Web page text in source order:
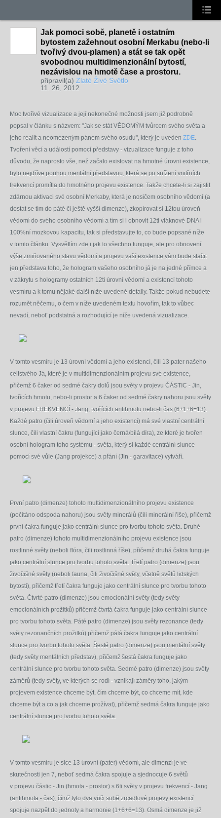
Jak pomoci sobě, planetě i ostatním
bytostem zažehnout osobní Merkabu (nebo-li
tvořivý dvou-plamen) a stát se tak opět
svobodnou multidimenzionální bytostí,
nezávislou na hmotě čase a prostoru.
připravil(a) Zlaté Živé Světlo
11. 26, 2012
Moc tvořivé vizualizace a její nekonečné možnosti jsem již podrobně
popsal v článku s názvem: "Jak se stát VĚDOMÝM tvůrcem svého světa a
jeho realit a neomezeným pánem svého osudu", který je uveden ZDE.
Tvoření věcí a událostí pomocí představy - vizualizace funguje z toho
důvodu, že naprosto vše, než začalo existovat na hmotné úrovni existence,
bylo nejdříve pouhou mentální představou, která se po snížení vnitřních
frekvencí promítla do hmotného projevu existence. Takže chcete-li si zajistit
zdárnou aktivaci své osobní Merkaby, která je nosičem osobního vědomí (a
dostat se tím do páté či ještě vyšší dimenze), zkopírovat si 12tou úroveň
vědomí do svého osobního vědomí a tím si i obnovit 12ti vláknové DNA i
100%ní mozkovou kapacitu, tak si představujte to, co bude popsané níže
v tomto článku. Vysvětlím zde i jak to všechno funguje, ale pro obnovení
výše zmiňovaného stavu vědomí a projevu vaší existence vám bude stačit
jen představa toho, že hologram vašeho osobního já je na jedné přímce a
v zákrytu s hologramy ostatních 12ti úrovní vědomí a existencí tohoto
vesmíru a k tomu nějaké další níže uvedené detaily. Takže pokud nebudete
rozumět něčemu, o čem v níže uvedeném textu hovořím, tak to vůbec
nevadí, neboť podstatná a rozhodující je níže uvedená vizualizace.
V tomto vesmíru je 13 úrovní vědomí a jeho existencí, čili 13 pater našeho
celistvého Já, které je v multidimenzionálním projevu své existence,
přičemž 6 čaker od sedmé čakry dolů jsou světy v projevu ČÁSTIC - Jin,
tvořících hmotu, nebo-li prostor a 6 čaker od sedmé čakry nahoru jsou světy
v projevu FREKVENCÍ - Jang, tvořících antihmotu nebo-li čas (6+1+6=13).
Každé patro (čili úroveň vědomí a jeho existencí) má své vlastní centrální
slunce, čili vlastní čakru (fungující jako černá/bílá díra), ze které je tvořen
osobní hologram toho systému - světa, který si každé centrální slunce
pomocí své vůle (Jang projekce) a přání (Jin - garavitace) vytváří.
První patro (dimenze) tohoto multidimenzionálního projevu existence
(počítáno odspoda nahoru) jsou světy minerálů (čili minerální říše), přičemž
první čakra funguje jako centrální slunce pro tvorbu tohoto světa. Druhé
patro (dimenze) tohoto multidimenzionálního projevu existence jsou
rostlinné světy (neboli flóra, čili rostlinná říše), přičemž druhá čakra funguje
jako centrální slunce pro tvorbu tohoto světa. Třetí patro (dimenze) jsou
živočišné světy (neboli fauna, čili živočišné světy, včetně světů lidských
bytostí), přičemž třetí čakra funguje jako centrální slunce pro tvorbu tohoto
světa. Čtvrté patro (dimenze) jsou emocionální světy (tedy světy
emocionálních prožitků) přičemž čtvrtá čakra funguje jako centrální slunce
pro tvorbu tohoto světa. Páté patro (dimenze) jsou světy rezonance (tedy
světy rezonančních prožitků) přičemž pátá čakra funguje jako centrální
slunce pro tvorbu tohoto světa. Šesté patro (dimenze) jsou mentální světy
(tedy světy mentálních představ), přičemž šestá čakra funguje jako
centrální slunce pro tvorbu tohoto světa. Sedmé patro (dimenze) jsou světy
záměrů (tedy světy, ve kterých se rodí - vznikají záměry toho, jakým
projevem existence chceme být, čím chceme být, co chceme mít, kde
chceme být a co a jak chceme prožívat), přičemž sedmá čakra funguje jako
centrální slunce pro tvorbu tohoto světa.
V tomto vesmíru je sice 13 úrovní (pater) vědomí, ale dimenzí je ve
skutečnosti jen 7, neboť sedmá čakra spojuje a sjednocuje 6 světů
v projevu částic - Jin (hmota - prostor) s 6ti světy v projevu frekvencí - Jang
(antihmota - čas), čímž tyto dva vůči sobě zrcadlové projevy existencí
spojuje nazpět do jednoty a harmonie (1+6+6=13). Osmá dimenze je již